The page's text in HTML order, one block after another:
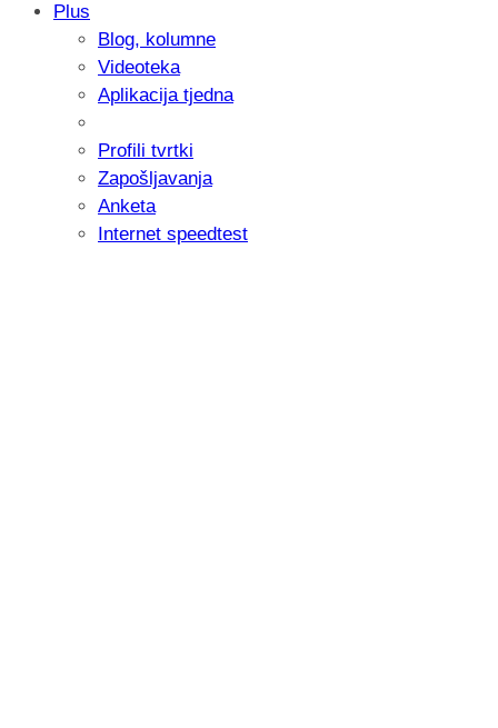
Samsung otkrio kako je nastajala
donijelo tanje i izdržljivije preklopne
Plus
Blog, kolumne
Videoteka
Aplikacija tjedna
Profili tvrtki
Zapošljavanja
Anketa
Internet speedtest